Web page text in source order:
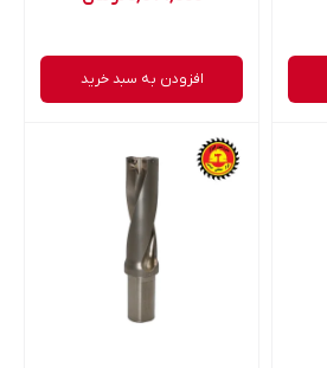
افزودن به سبد خرید